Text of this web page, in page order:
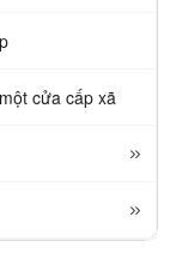
cửa cấp xã